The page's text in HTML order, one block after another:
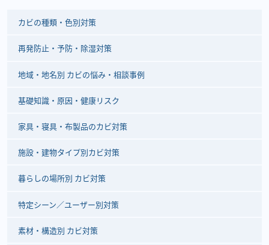
カビの種類・色別対策
再発防止・予防・除湿対策
地域・地名別 カビの悩み・相談事例
基礎知識・原因・健康リスク
家具・寝具・布製品のカビ対策
施設・建物タイプ別カビ対策
暮らしの場所別 カビ対策
特定シーン／ユーザー別対策
素材・構造別 カビ対策